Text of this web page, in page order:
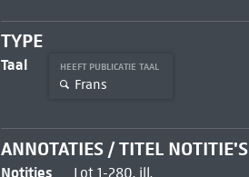
TYPE
Taal HEEFT PUBLICATIE TAAL
Frans
ANNOTATIES / TITEL NOTITIE'S
Notities Lot 1-280, ill.